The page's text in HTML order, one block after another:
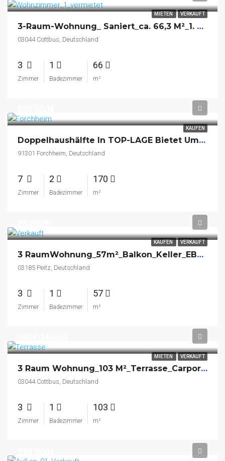
MIETEN VERKAUFT
3-Raum-Wohnung_ Saniert_ca. 66,3 M²_1. OG_Bad Mit Dusche_Speisekammer_Keller
03044 Cottbus, Deutschland
3
Zimmer
1
Badezimmer
66
m²
KAUFEN
Doppelhaushälfte In TOP-LAGE Bietet Umzugsfreudiger Familie Eine Riesen Chance
91301 Forchheim, Deutschland
7
Zimmer
2
Badezimmer
170
m²
KAUFEN VERKAUFT
3 RaumWohnung_57m²_Balkon_Keller_EBK_Stellplatz
03185 Peitz, Deutschland
3
Zimmer
1
Badezimmer
57
m²
MIETEN VERKAUFT
3 Raum Wohnung_103 M²_Terrasse_Carport_Keller_EBK_Fußbhz.
03044 Cottbus, Deutschland
3
Zimmer
1
Badezimmer
103
m²